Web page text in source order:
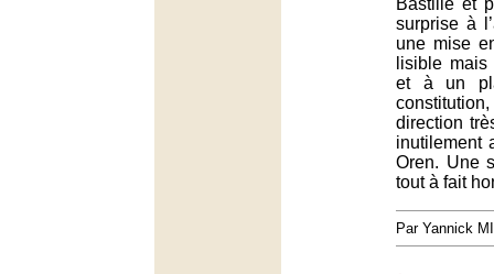
Bastille et
surprise à
une mise
lisible
et à un
direction
inutilement
Oren. Une
tout à fait
Par Yannick